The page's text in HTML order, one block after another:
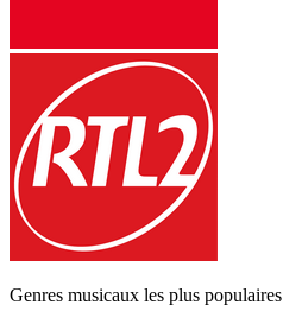
Genres musicaux les plus populaires